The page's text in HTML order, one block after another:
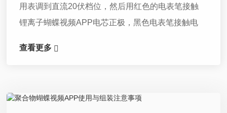
用表调到直流20伏档位，然后用红色的电表笔接触
锂离子蝴蝶视频APP电芯正极，黑色电表笔接触电
查看更多